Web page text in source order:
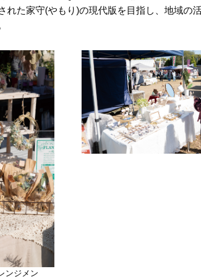
た家守(やもり)の現代版を目指し、地域の
ンジメン